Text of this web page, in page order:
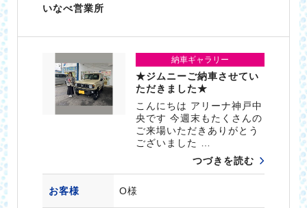
いなべ営業所
納車ギャラリー
★ジムニーご納車させてい
ただきました★
こんにちは アリーナ神戸中
央です 今週末もたくさんの
ご来場いただきありがとう
ございました …
つづきを読む
お客様 O様